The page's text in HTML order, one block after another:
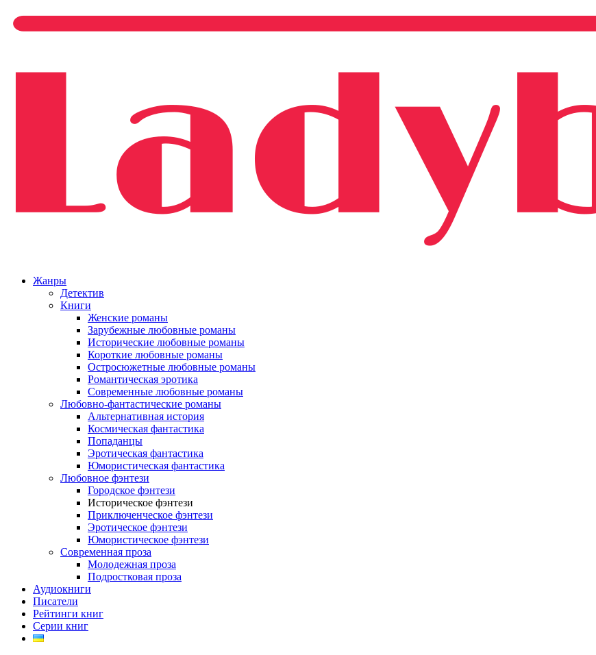
Жанры
Детектив
Книги
Женские романы
Зарубежные любовные романы
Исторические любовные романы
Короткие любовные романы
Остросюжетные любовные романы
Романтическая эротика
Современные любовные романы
Любовно-фантастические романы
Альтернативная история
Космическая фантастика
Попаданцы
Эротическая фантастика
Юмористическая фантастика
Любовное фэнтези
Городское фэнтези
Историческое фэнтези
Приключенческое фэнтези
Эротическое фэнтези
Юмористическое фэнтези
Современная проза
Молодежная проза
Подростковая проза
Аудиокниги
Писатели
Рейтинги книг
Серии книг